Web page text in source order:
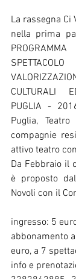
La rassegna
nella prima
CULTURALI
PUGLIA -
Puglia,
compagnie
attivo teatro
Da Febbraio il
è proposto
Novoli con il
ingresso: 5
abbonamento
euro, a 7
info e